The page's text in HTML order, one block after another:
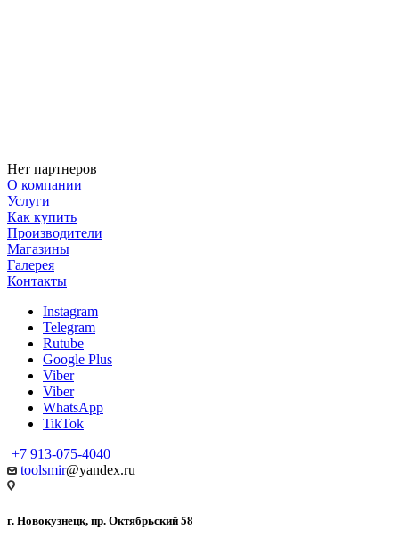
Нет партнеров
О компании
Услуги
Как купить
Производители
Магазины
Галерея
Контакты
Instagram
Telegram
Rutube
Google Plus
Viber
Viber
WhatsApp
TikTok
+7 913-075-4040
toolsmir@yandex.ru
г. Новокузнецк, пр. Октябрьский 58